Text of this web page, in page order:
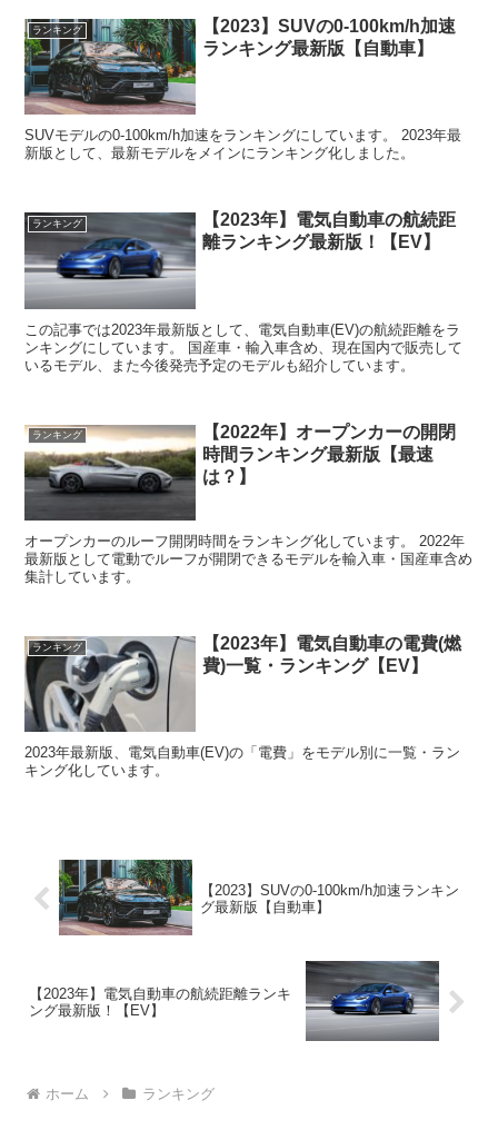
ランキング
【2023】SUVの0-100km/h加速
ランキング最新版【自動車】
SUVモデルの0-100km/h加速をランキングにしています。 2023年最
新版として、最新モデルをメインにランキング化しました。
ランキング
【2023年】電気自動車の航続距
離ランキング最新版！【EV】
この記事では2023年最新版として、電気自動車(EV)の航続距離をラ
ンキングにしています。 国産車・輸入車含め、現在国内で販売して
いるモデル、また今後発売予定のモデルも紹介しています。
ランキング
【2022年】オープンカーの開閉
時間ランキング最新版【最速
は？】
オープンカーのルーフ開閉時間をランキング化しています。 2022年
最新版として電動でルーフが開閉できるモデルを輸入車・国産車含め
集計しています。
ランキング
【2023年】電気自動車の電費(燃
費)一覧・ランキング【EV】
2023年最新版、電気自動車(EV)の「電費」をモデル別に一覧・ラン
キング化しています。
【2023】SUVの0-100km/h加速ランキン
グ最新版【自動車】
【2023年】電気自動車の航続距離ランキ
ング最新版！【EV】
ホーム ランキング